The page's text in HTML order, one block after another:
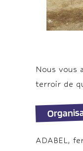
Nous vous
terroir de
ADABEL,